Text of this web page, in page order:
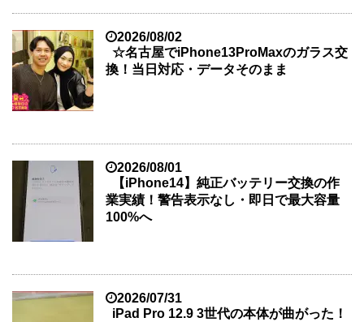
2026/08/02
☆名古屋でiPhone13ProMaxのガラス交
換！当日対応・データそのまま
2026/08/01
【iPhone14】純正バッテリー交換の作
業実績！警告表示なし・即日で最大容量
100%へ
2026/07/31
iPad Pro 12.9 3世代の本体が曲がった！